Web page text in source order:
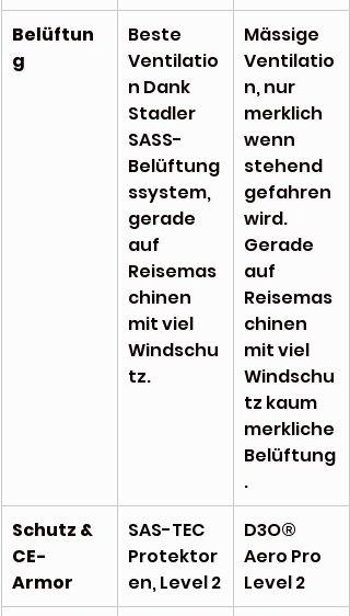
Belüftun
g
Beste
Ventilatio
n Dank
Stadler
SASS-
Belüftung
ssystem,
gerade
auf
Reisemas
chinen
mit viel
Windschu
tz.
Mässige
Ventilatio
n, nur
merklich
wenn
stehend
gefahren
wird.
Gerade
auf
Reisemas
chinen
mit viel
Windschu
tz kaum
merkliche
Belüftung
.
Schutz &
CE-
Armor
SAS-TEC
Protektor
en, Level 2
D3O®
Aero Pro
Level 2